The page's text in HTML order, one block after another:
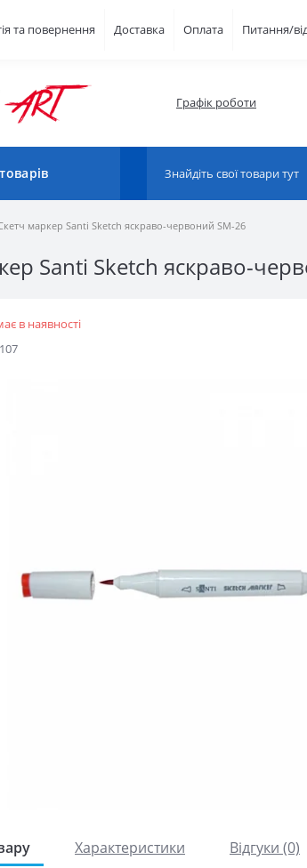
та повернення Доставка Оплата Питання/
Графік роботи
маркер Santi Sketch яскраво-червоний SM-26
Santi Sketch яскраво-
в наявності
Характеристики Відгуки (0)